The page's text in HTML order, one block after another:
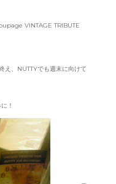
VINTAGE TRIBUTE
、NUTTYでも週末に向けて
！